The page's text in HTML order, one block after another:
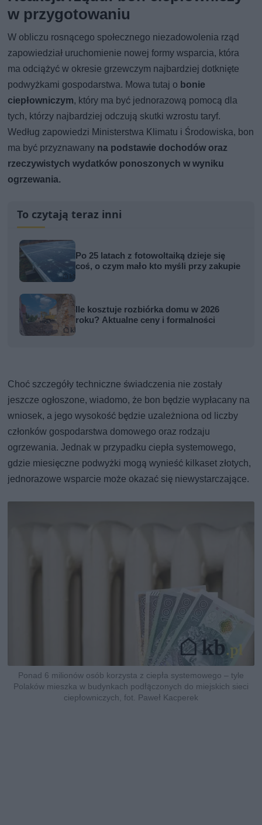
w przygotowaniu
W obliczu rosnącego społecznego niezadowolenia rząd
zapowiedział uruchomienie nowej formy wsparcia, która
ma odciążyć w okresie grzewczym najbardziej dotknięte
podwyżkami gospodarstwa. Mowa tutaj o bonie
ciepłowniczym, który ma być jednorazową pomocą dla
tych, którzy najbardziej odczują skutki wzrostu taryf.
Według zapowiedzi Ministerstwa Klimatu i Środowiska, bon
ma być przyznawany na podstawie dochodów oraz
rzeczywistych wydatków ponoszonych w wyniku
ogrzewania.
To czytają teraz inni
Po 25 latach z fotowoltaiką dzieje się
coś, o czym mało kto myśli przy zakupie
Ile kosztuje rozbiórka domu w 2026
roku? Aktualne ceny i formalności
Choć szczegóły techniczne świadczenia nie zostały
jeszcze ogłoszone, wiadomo, że bon będzie wypłacany na
wniosek, a jego wysokość będzie uzależniona od liczby
członków gospodarstwa domowego oraz rodzaju
ogrzewania. Jednak w przypadku ciepła systemowego,
gdzie miesięczne podwyżki mogą wynieść kilkaset złotych,
jednorazowe wsparcie może okazać się niewystarczające.
Ponad 6 milionów osób korzysta z ciepła systemowego – tyle
Polaków mieszka w budynkach podłączonych do miejskich sieci
ciepłowniczych, fot. Paweł Kacperek